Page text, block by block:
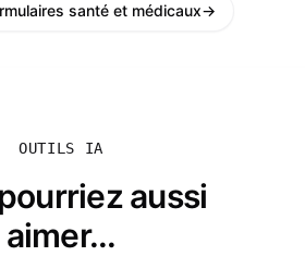
santé et médicaux→
OUTILS IA
aussi
aimer...